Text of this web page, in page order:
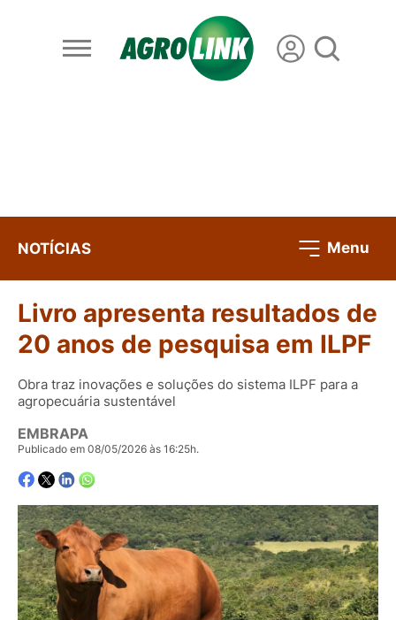
NOTÍCIAS Menu
Livro apresenta resultados de
20 anos de pesquisa em ILPF
Obra traz inovações e soluções do sistema ILPF para a
agropecuária sustentável
EMBRAPA
Publicado em 08/05/2026 às 16:25h.